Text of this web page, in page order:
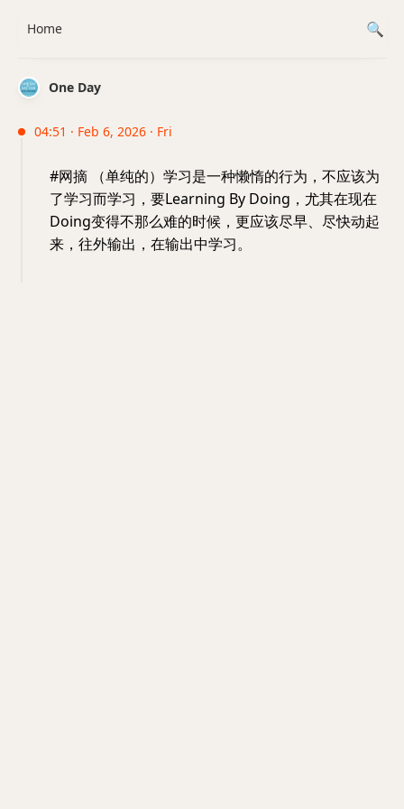
One Day
04:51 · Feb 6, 2026 · Fri
#网摘 （单纯的）学习是一种懒惰的行为，不应该为
了学习而学习，要Learning By Doing，尤其在现在
Doing变得不那么难的时候，更应该尽早、尽快动起
来，往外输出，在输出中学习。
Home